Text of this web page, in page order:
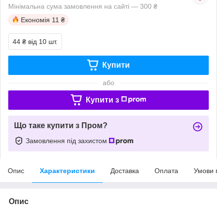
Мінімальна сума замовлення на сайті — 300 ₴
Економія 11 ₴
44 ₴ від 10 шт.
Купити
або
Купити з
Що таке купити з Пром?
Замовлення під захистом
Опис Характеристики Доставка Оплата Умови
Опис